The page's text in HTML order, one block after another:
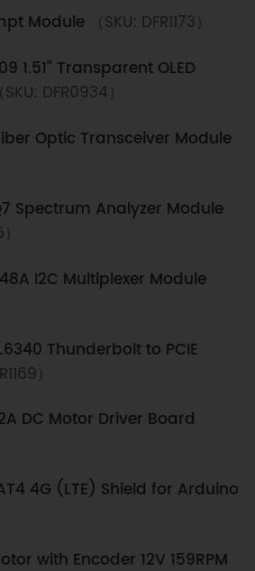
Module （SKU: DFR1173）
1.51” Transparent OLED
（SKU: DFR0934）
Optic Transceiver Module
Spectrum Analyzer Module
I2C Multiplexer Module
Thunderbolt to PCIE
）
DC Motor Driver Board
4G (LTE) Shield for Arduino
with Encoder 12V 159RPM